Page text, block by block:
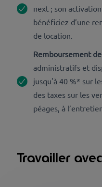
next ; son
bénéficiez d’une
de location.
Remboursement
administratifs et
jusqu'à 40 %* sur
des taxes sur les
péages, à
Travailler